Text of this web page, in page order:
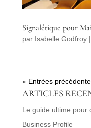
Signalétique pour
par Isabelle Godfroy|
« Entrées
ARTICLES
Le guide ultime pour
Business Profile